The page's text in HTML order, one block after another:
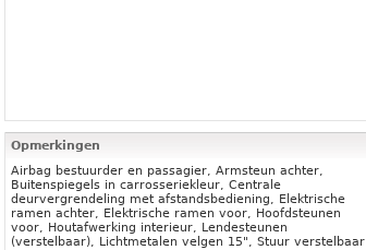
Opmerkingen
Airbag bestuurder en passagier, Armsteun achter,
Buitenspiegels in carrosseriekleur, Centrale
deurvergrendeling met afstandsbediening, Elektrische
ramen achter, Elektrische ramen voor, Hoofdsteunen
voor, Houtafwerking interieur, Lendesteunen
(verstelbaar), Lichtmetalen velgen 15", Stuur verstelbaar